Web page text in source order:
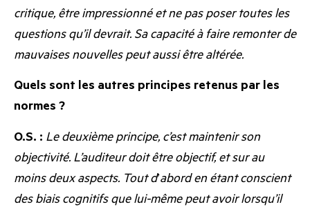
critique, être impressionné et ne pas poser toutes les
questions qu’il devrait. Sa capacité à faire remonter de
mauvaises nouvelles peut aussi être altérée.
Quels sont les autres principes retenus par les
normes ?
O.S. : Le deuxième principe, c’est maintenir son
objectivité. L’auditeur doit être objectif, et sur au
moins deux aspects. Tout d’abord en étant conscient
des biais cognitifs que lui-même peut avoir lorsqu’il